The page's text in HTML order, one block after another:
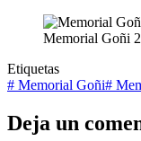
Memorial Goñi
Etiquetas
# Memorial Goñi#
Deja un